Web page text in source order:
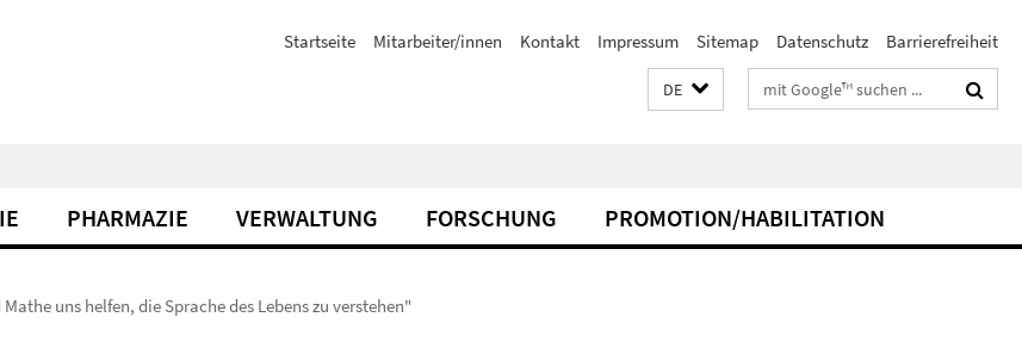
Startseite Mitarbeiter/innen Kontakt Impressum Sitemap Datenschutz Barrierefreiheit
DE Suchbegriffe
PHARMAZIE VERWALTUNG FORSCHUNG PROMOTION/HABILITATION
uns helfen, die Sprache des Lebens zu verstehen"